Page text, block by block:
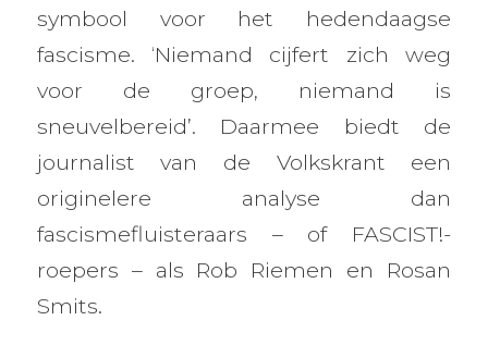
symbool voor het hedendaagse
fascisme. ‘Niemand cijfert zich weg
voor de groep, niemand is
sneuvelbereid’. Daarmee biedt de
journalist van de Volkskrant een
originelere analyse dan
fascismefluisteraars – of FASCIST!-
roepers – als Rob Riemen en Rosan
Smits.